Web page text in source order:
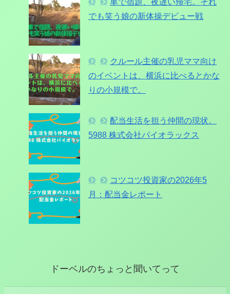
車で宿題、夜遅い帰宅。それ
でも笑う娘の新体操デビュー戦
クルール主催の乳児ママ向け
のイベントは、横浜に比べるとかな
りの小規模で。
配当生活を担う仲間の現状。
5988 株式会社パイオラックス
コツコツ投資家の2026年5
月：配当金レポート
ドーベルのちょっと聞いてって